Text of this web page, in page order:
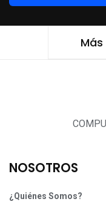
NOSOTROS
¿Quiénes Somos?